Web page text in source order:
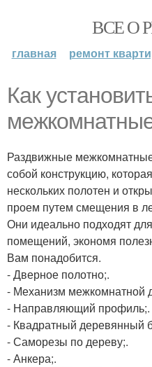
ВСЕ О
главная ремонт
Как
Раздвижные
собой конструкцию,
нескольких полотен и
проем путем смещения в
Они идеально подходят
помещений, экономя
Вам понадобится.
- Дверное полотно;.
- Механизм межкомнатной
- Направляющий профиль;.
- Квадратный деревянный
- Саморезы по дереву;.
- Анкера;.